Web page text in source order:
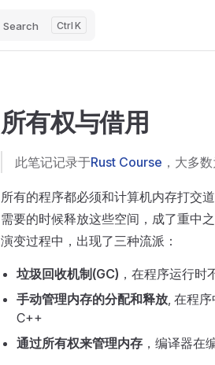
Search K
所有权与借用
此笔记记录于Rust Course ，大多
所有的程序都必须和计算机内存打交
需要的时候释放这些空间，成了重中
演变过程中，出现了三种流派：
垃圾回收机制(GC) ，在程序运行
手动管理内存的分配和释放, 在程
C++
通过所有权来管理内存 ，编译器在